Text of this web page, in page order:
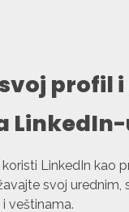
profil
koristi LinkedIn kao
svoj urednim,
veštinama.